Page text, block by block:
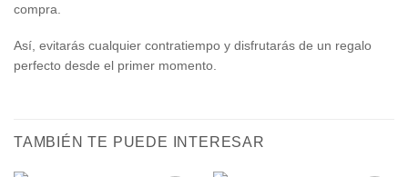
compra.
Así, evitarás cualquier contratiempo y disfrutarás de un regalo
perfecto desde el primer momento.
TAMBIÉN TE PUEDE INTERESAR